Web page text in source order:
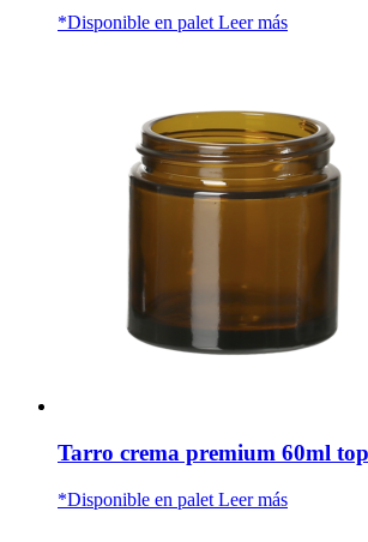
*Disponible en palet Leer más
Tarro crema premium 60ml
*Disponible en palet Leer más